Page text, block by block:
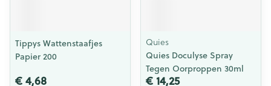
Tippys Wattenstaafjes
Papier 200
€ 4,68
Quies
Quies Doculyse Spray
Tegen Oorproppen 30ml
€ 14,25